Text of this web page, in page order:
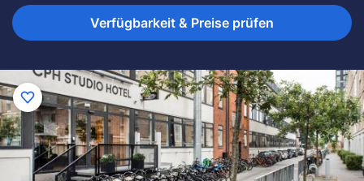
Verfügbarkeit & Preise prüfen